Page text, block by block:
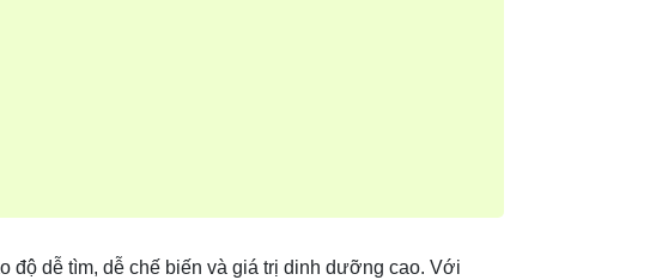
độ dễ tìm, dễ chế biến và giá trị dinh dưỡng cao. Với